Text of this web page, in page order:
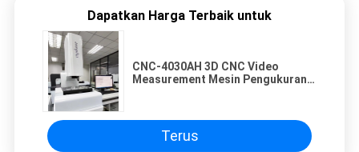
Dapatkan Harga Terbaik untuk
CNC-4030AH 3D CNC Video
Measurement Mesin Pengukuran
Terus